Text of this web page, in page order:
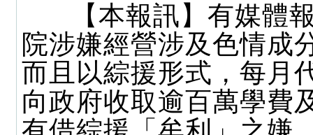
【本報訊】有媒體
院涉嫌經營涉及色情成
而且以綜援形式，每月
向政府收取逾百萬學費